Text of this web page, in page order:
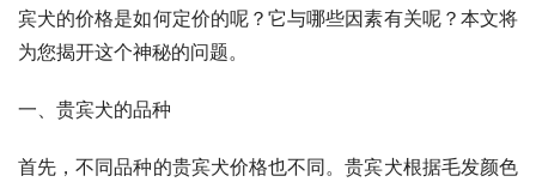
宾犬的价格是如何定价的呢？它与哪些因素有关呢？本文将
为您揭开这个神秘的问题。
一、贵宾犬的品种
首先，不同品种的贵宾犬价格也不同。贵宾犬根据毛发颜色